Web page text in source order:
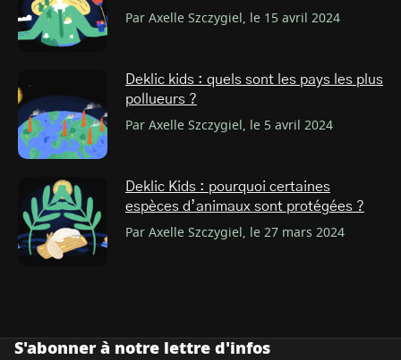
Par Axelle Szczygiel, le 15 avril 2024
Deklic kids : quels sont les pays les plus
pollueurs ?
Par Axelle Szczygiel, le 5 avril 2024
Deklic Kids : pourquoi certaines
espèces d’animaux sont protégées ?
Par Axelle Szczygiel, le 27 mars 2024
S'abonner à notre lettre d'infos